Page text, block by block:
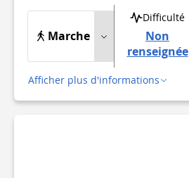
Marche
Difficulté
Non
renseignée
Afficher plus d'informations